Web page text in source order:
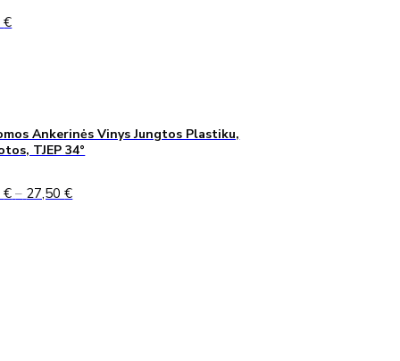
€
Ankerinės Vinys Jungtos Plastiku,
TJEP 34°
€ – 27,50€Price